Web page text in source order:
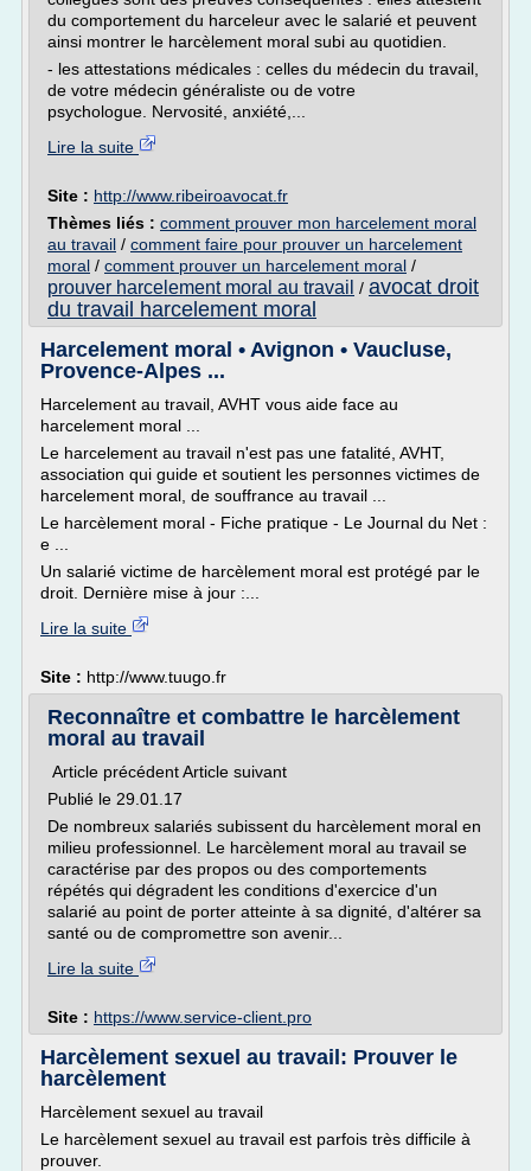
du comportement du harceleur avec le salarié et peuvent
ainsi montrer le harcèlement moral subi au quotidien.
- les attestations médicales : celles du médecin du travail,
de votre médecin généraliste ou de votre
psychologue. Nervosité, anxiété,...
Lire la suite
Site : http://www.ribeiroavocat.fr
Thèmes liés : comment prouver mon harcelement moral
au travail / comment faire pour prouver un harcelement
moral / comment prouver un harcelement moral /
prouver harcelement moral au travail / avocat droit
du travail harcelement moral
Harcelement moral • Avignon • Vaucluse,
Provence-Alpes ...
Harcelement au travail, AVHT vous aide face au
harcelement moral ...
Le harcelement au travail n'est pas une fatalité, AVHT,
association qui guide et soutient les personnes victimes de
harcelement moral, de souffrance au travail ...
Le harcèlement moral - Fiche pratique - Le Journal du Net :
e ...
Un salarié victime de harcèlement moral est protégé par le
droit. Dernière mise à jour :...
Lire la suite
Site : http://www.tuugo.fr
Reconnaître et combattre le harcèlement
moral au travail
Article précédent Article suivant
Publié le 29.01.17
De nombreux salariés subissent du harcèlement moral en
milieu professionnel. Le harcèlement moral au travail se
caractérise par des propos ou des comportements
répétés qui dégradent les conditions d'exercice d'un
salarié au point de porter atteinte à sa dignité, d'altérer sa
santé ou de compromettre son avenir...
Lire la suite
Site : https://www.service-client.pro
Harcèlement sexuel au travail: Prouver le
harcèlement
Harcèlement sexuel au travail
Le harcèlement sexuel au travail est parfois très difficile à
prouver.